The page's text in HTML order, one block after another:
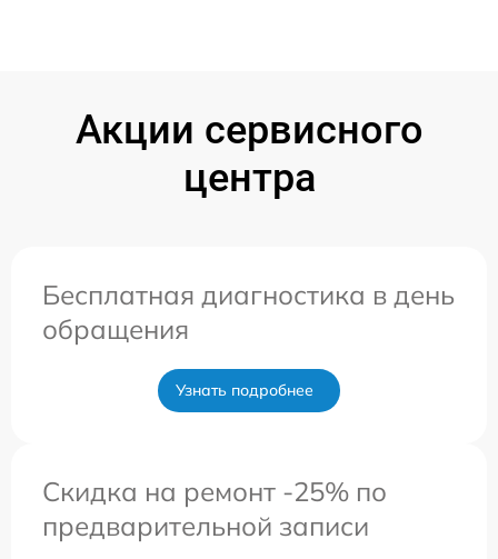
Акции сервисного
центра
Бесплатная диагностика в день
обращения
Узнать подробнее
Скидка на ремонт -25% по
предварительной записи